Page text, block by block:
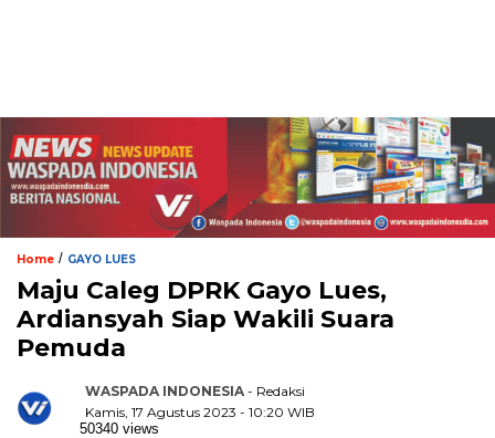
Home / GAYO LUES
Maju Caleg DPRK Gayo Lues,
Ardiansyah Siap Wakili Suara
Pemuda
WASPADA INDONESIA - Redaksi
Kamis, 17 Agustus 2023 - 10:20 WIB
50340 views